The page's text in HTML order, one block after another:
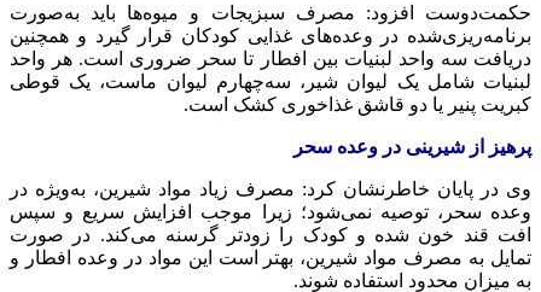
حکمت‌دوست افزود: مصرف سبزیجات و میوه‌ها باید به‌صورت
برنامه‌ریزی‌شده در وعده‌های غذایی کودکان قرار گیرد و همچنین
دریافت سه واحد لبنیات بین افطار تا سحر ضروری است. هر واحد
لبنیات شامل یک لیوان شیر، سه‌چهارم لیوان ماست، یک قوطی
کبریت پنیر یا دو قاشق غذاخوری کشک است.
پرهیز از شیرینی در وعده سحر
وی در پایان خاطرنشان کرد: مصرف زیاد مواد شیرین، به‌ویژه در
وعده سحر، توصیه نمی‌شود؛ زیرا موجب افزایش سریع و سپس
افت قند خون شده و کودک را زودتر گرسنه می‌کند. در صورت
تمایل به مصرف مواد شیرین، بهتر است این مواد در وعده افطار و
به میزان محدود استفاده شوند.